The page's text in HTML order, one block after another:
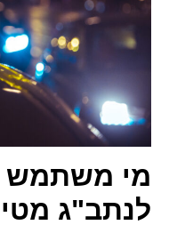
מי משתמש
לנתב"ג